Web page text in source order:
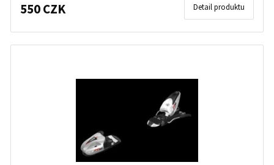
550 CZK Detail produktu